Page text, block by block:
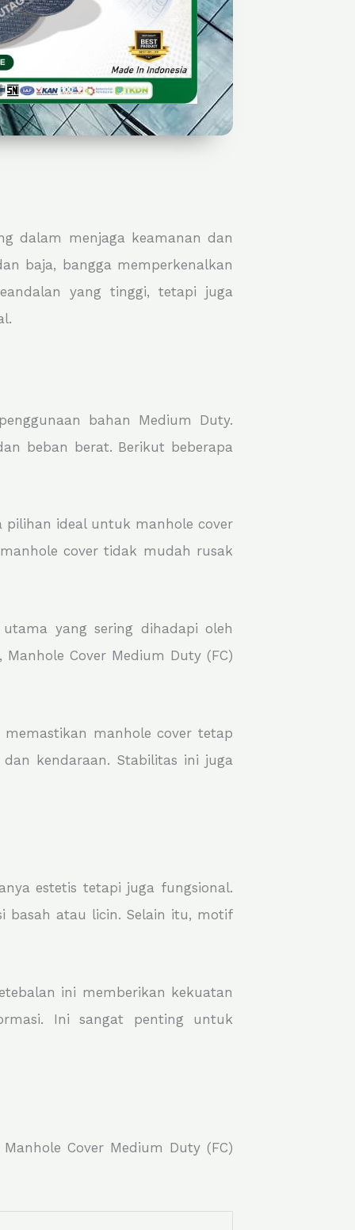
dalam menjaga keamanan dan
baja, bangga memperkenalkan
yang tinggi, tetapi juga
bahan Medium Duty.
beban berat. Berikut beberapa
pilihan ideal untuk manhole cover
cover tidak mudah rusak
yang sering dihadapi oleh
Cover Medium Duty (FC)
manhole cover tetap
kendaraan. Stabilitas ini juga
estetis tetapi juga fungsional.
basah atau licin. Selain itu, motif
ini memberikan kekuatan
Ini sangat penting untuk
Cover Medium Duty (FC)